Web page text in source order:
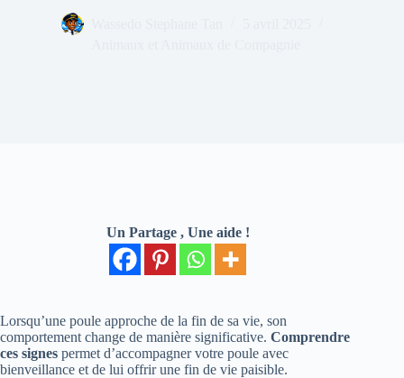
Un Partage , Une aide !
Lorsqu’une poule approche de la fin de sa vie, son
comportement change de manière significative. Comprendre
ces signes permet d’accompagner votre poule avec
bienveillance et de lui offrir une fin de vie paisible.